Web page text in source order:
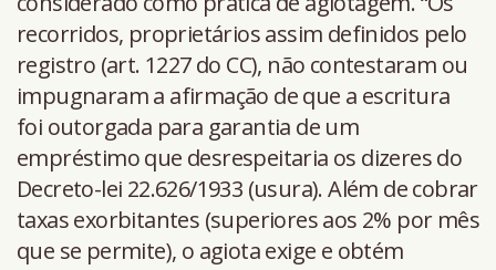
recorridos, proprietários assim definidos pelo
registro (art. 1227 do CC), não contestaram ou
impugnaram a afirmação de que a escritura
foi outorgada para garantia de um
empréstimo que desrespeitaria os dizeres do
Decreto-lei 22.626/1933 (usura). Além de cobrar
taxas exorbitantes (superiores aos 2% por mês
que se permite), o agiota exige e obtém